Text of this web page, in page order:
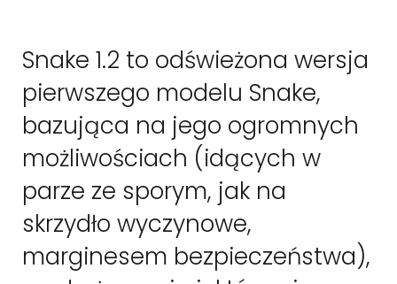
Snake 1.2 to odświeżona wersja
pierwszego modelu Snake,
bazująca na jego ogromnych
możliwościach (idących w
parze ze sporym, jak na
skrzydło wyczynowe,
marginesem bezpieczeństwa),